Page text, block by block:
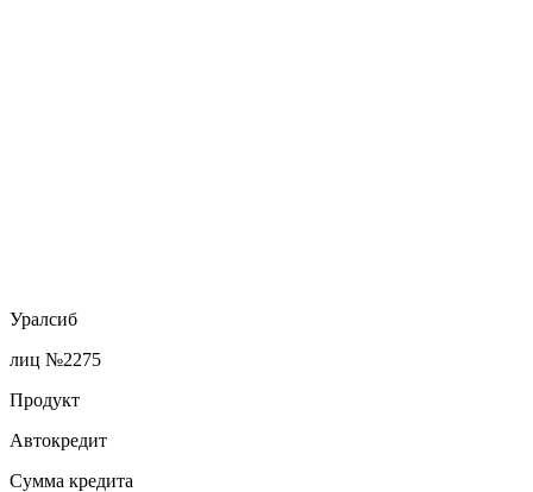
Уралсиб
лиц №2275
Продукт
Автокредит
Сумма кредита